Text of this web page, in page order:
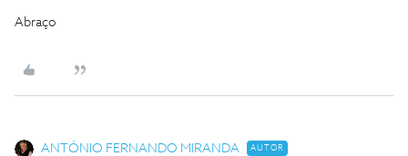
Abraço
ANTÓNIO FERNANDO MIRANDA AUTOR